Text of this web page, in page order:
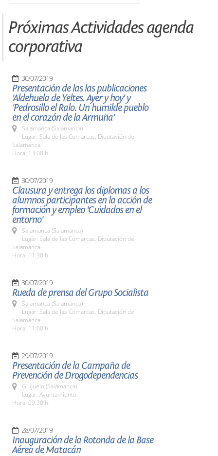
Próximas Actividades agenda
corporativa
30/07/2019
Presentación de las las publicaciones
'Aldehuela de Yeltes. Ayer y hoy' y
'Pedrosillo el Ralo. Un humilde pueblo
en el corazón de la Armuña'
Salamanca (Salamanca)
Lugar: Sala de las Comarcas. Diputación de
Salamanca
Hora: 13:00 h.
30/07/2019
Clausura y entrega los diplomas a los
alumnos participantes en la acción de
formación y empleo 'Cuidados en el
entorno'
Salamanca (Salamanca)
Lugar: Sala de las Comarcas. Diputación de
Salamanca
Hora: 11:30 h.
30/07/2019
Rueda de prensa del Grupo Socialista
Salamanca (Salamanca)
Lugar: Sala de las Comarcas. Diputación de
Salamanca
Hora: 11:00 h.
29/07/2019
Presentación de la Campaña de
Prevención de Drogodependencias
Guijuelo (Salamanca)
Lugar: Ayuntamiento
Hora: 09:30 h.
28/07/2019
Inauguración de la Rotonda de la Base
Aérea de Matacán